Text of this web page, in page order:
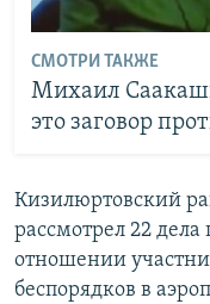
СМОТРИ ТАКЖЕ
Михаил
это заговор
Кизилюртовский
рассмотрел 22 дела
отношении
беспорядков в